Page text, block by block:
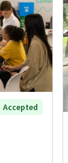
Accepted